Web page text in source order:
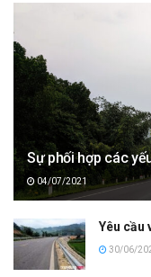
Sự phối hợp các
04/07/2021
Yêu cầu
30/06/